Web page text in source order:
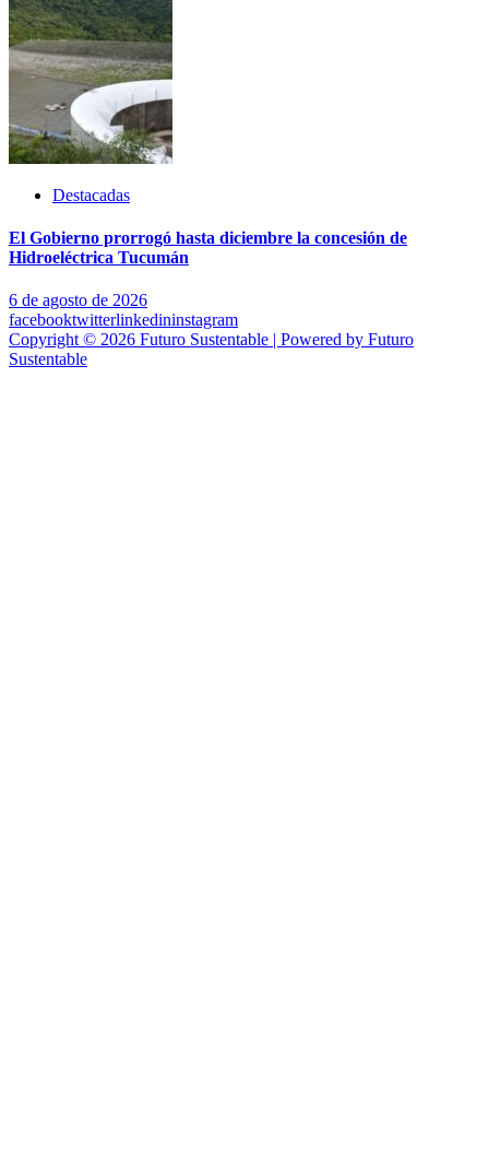
Destacadas
El Gobierno prorrogó hasta diciembre la concesión de
Hidroeléctrica Tucumán
6 de agosto de 2026
facebooktwitterlinkedininstagram
Copyright © 2026 Futuro Sustentable | Powered by Futuro
Sustentable